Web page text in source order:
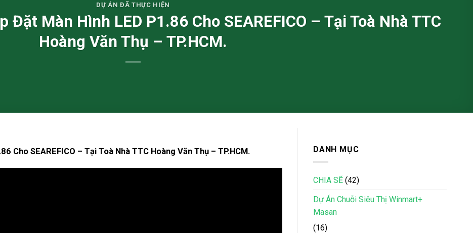
DỰ ÁN ĐÃ THỰC HIỆN
Đặt Màn Hình LED P1.86 Cho SEAREFICO – Tại Toà Nhà TTC
Hoàng Văn Thụ – TP.HCM.
Cho SEAREFICO – Tại Toà Nhà TTC Hoàng Văn Thụ – TP.HCM. DANH MỤC
CHIA SẼ (42)
Dự Án Chuỗi Siêu Thị Winmart+
Masan
(16)